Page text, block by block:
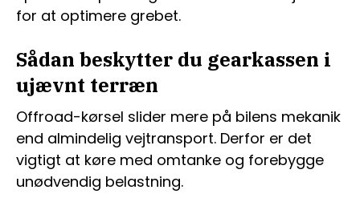
for at optimere grebet.
Sådan beskytter du gearkassen i
ujævnt terræn
Offroad-kørsel slider mere på bilens mekanik
end almindelig vejtransport. Derfor er det
vigtigt at køre med omtanke og forebygge
unødvendig belastning.